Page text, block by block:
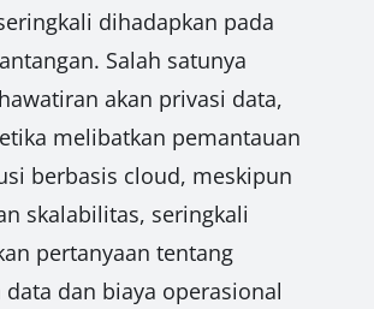
dihadapkan pada
Salah satunya
akan privasi data,
melibatkan pemantauan
berbasis cloud, meskipun
skalabilitas, seringkali
pertanyaan tentang
data dan biaya operasional